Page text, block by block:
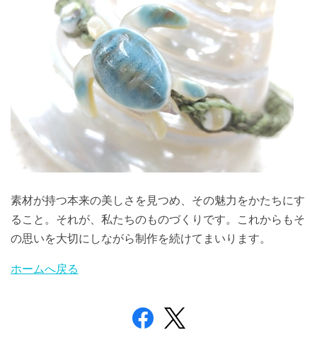
素材が持つ本来の美しさを見つめ、その魅力をかたちにす
ること。それが、私たちのものづくりです。これからもそ
の思いを大切にしながら制作を続けてまいります。
ホームへ戻る